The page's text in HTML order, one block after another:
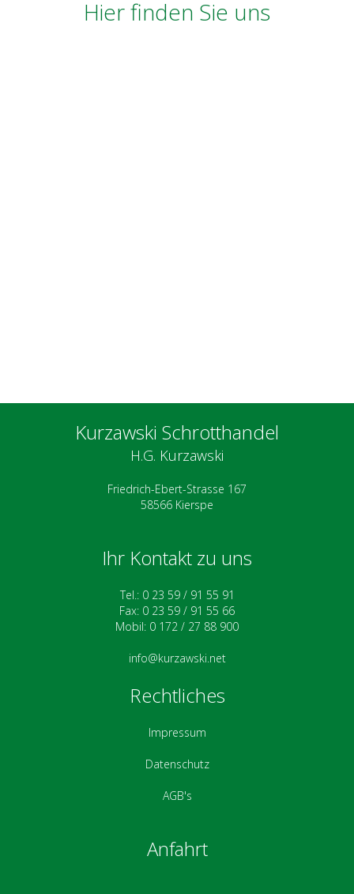
Hier finden Sie uns
Kurzawski Schrotthandel
H.G. Kurzawski
Friedrich-Ebert-Strasse 167
58566 Kierspe
Ihr Kontakt zu uns
Tel.: 0 23 59 / 91 55 91
Fax: 0 23 59 / 91 55 66
Mobil: 0 172 / 27 88 900
info@kurzawski.net
Rechtliches
Impressum
Datenschutz
AGB's
Anfahrt